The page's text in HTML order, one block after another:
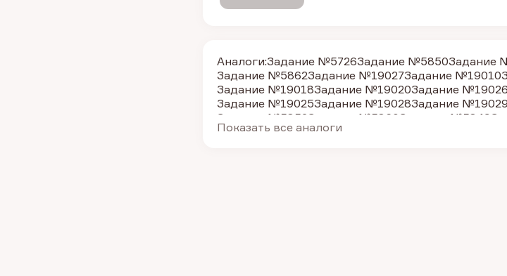
Аналоги:Задание №5726Задание №5850Задание
Задание №5862Задание №19027Задание №19010
Задание №19018Задание №19020Задание №19026
Задание №19025Задание №19028Задание №19029
Задание №5852 Задание №5860 Задание №5849
Задание №3720
Показать все аналоги